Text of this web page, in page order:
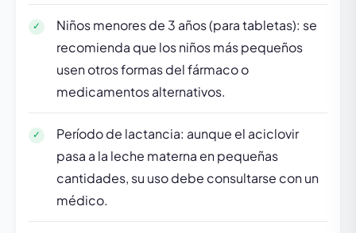
Niños menores de 3 años (para tabletas): se
recomienda que los niños más pequeños
usen otros formas del fármaco o
medicamentos alternativos.
Período de lactancia: aunque el aciclovir
pasa a la leche materna en pequeñas
cantidades, su uso debe consultarse con un
médico.